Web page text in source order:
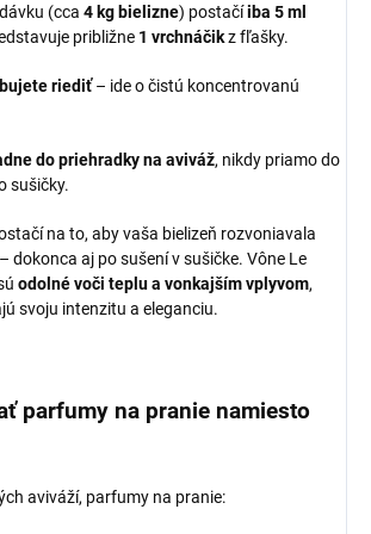
(cca 4 kg bielizne) postačíiba 5 ml
približne 1 vrchnáčikz fľašky.
riediť– ide o čistú koncentrovanú
do priehradky na aviváž, nikdy priamo do
sušičky.
na to, aby vaša bielizeň rozvoniavala
dokonca aj po sušení v sušičke. Vône Le
odolné voči teplu a vonkajším vplyvom,
svoju intenzitu a eleganciu.
parfumy na pranie namiesto
aviváží, parfumy na pranie: